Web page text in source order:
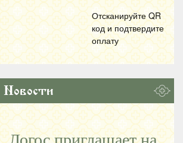
Отсканируйте QR
код и подтвердите
оплату
Новости